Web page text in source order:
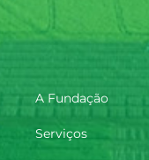
A Fundação
Serviços